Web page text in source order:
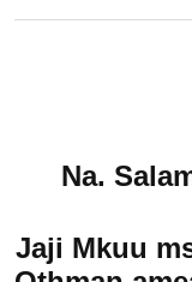
Na.
Jaji Mkuu